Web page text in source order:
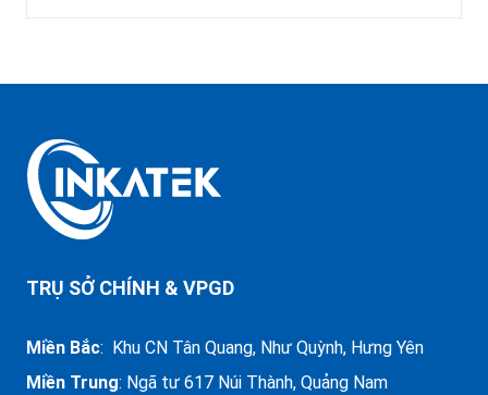
TRỤ SỞ CHÍNH & VPGD
Miền Bắc: Khu CN Tân Quang, Như Quỳnh, Hưng Yên
Miền Trung: Ngã tư 617 Núi Thành, Quảng Nam